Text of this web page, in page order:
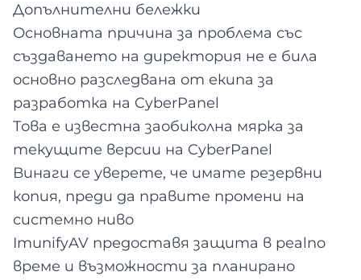
Допълнителни бележки
Основната причина за проблема със
създаването на директория не е била
основно разследвана от екипа за
разработка на CyberPanel
Това е известна заобиколна мярка за
текущите версии на CyberPanel
Винаги се уверете, че имате резервни
копия, преди да правите промени на
системно ниво
ImunifyAV предоставя защита в реalno
време и възможности за планирано